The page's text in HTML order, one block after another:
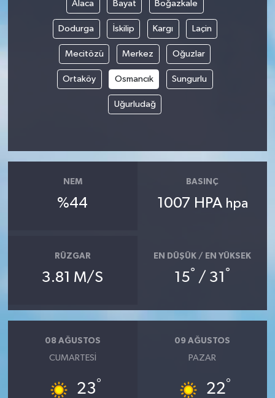
Alaca Bayat Boğazkale
Dodurga İskilip Kargı Laçin
Mecitözü Merkez Oğuzlar
Ortaköy Osmancık Sungurlu
Uğurludağ
NEM
%44
BASINÇ
1007 HPA hpa
RÜZGAR
3.81 M/S
EN DÜŞÜK / EN YÜKSEK
15° / 31 °
08 AĞUSTOS
CUMARTESI
23°
09 AĞUSTOS
PAZAR
22°